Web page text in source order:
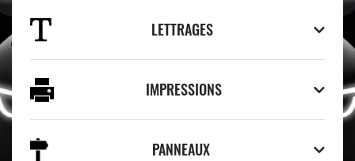
LETTRAGES
IMPRESSIONS
PANNEAUX